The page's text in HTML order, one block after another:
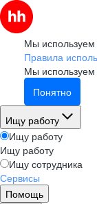
Мы используем
Правила
Мы
Понятно
Ищу работу
Ищу работу
Ищу работу
Ищу сотрудника
Сервисы
Помощь